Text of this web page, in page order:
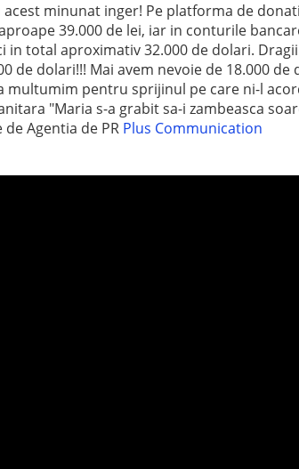
minunat inger! Pe platforma de
39.000 de lei, iar in conturile
in total aproximativ 32.000 de dolari.
de dolari!!! Mai avem nevoie de 18.000 de
multumim pentru sprijinul pe care ni-l
"Maria s-a grabit sa-i zambeasca
Agentia de PR Plus Communication